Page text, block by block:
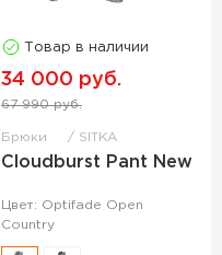
Товар в наличии
34 000 руб.
67 990 руб.
Брюки SITKA
Cloudburst Pant New
Цвет: Optifade Open
Country